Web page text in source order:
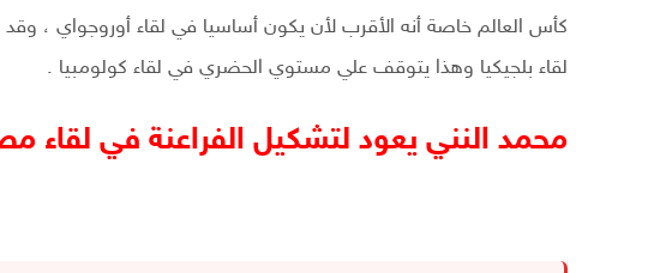
كأس العالم خاصة أنه الأقرب لأن يكون أساسيا في لقاء أوروجواي ،
لقاء بلجيكيا وهذا يتوقف علي مستوي الحضري في لقاء كولومبيا .
محمد النني يعود لتشكيل الفراعنة في لقاء